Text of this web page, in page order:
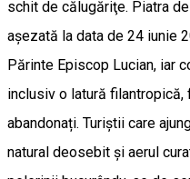
schit de călugăriţe. Piatra
așezată la data de 24 iunie
Părinte Episcop Lucian, iar
inclusiv o latură
abandonați. Turiștii care
natural deosebit și aerul